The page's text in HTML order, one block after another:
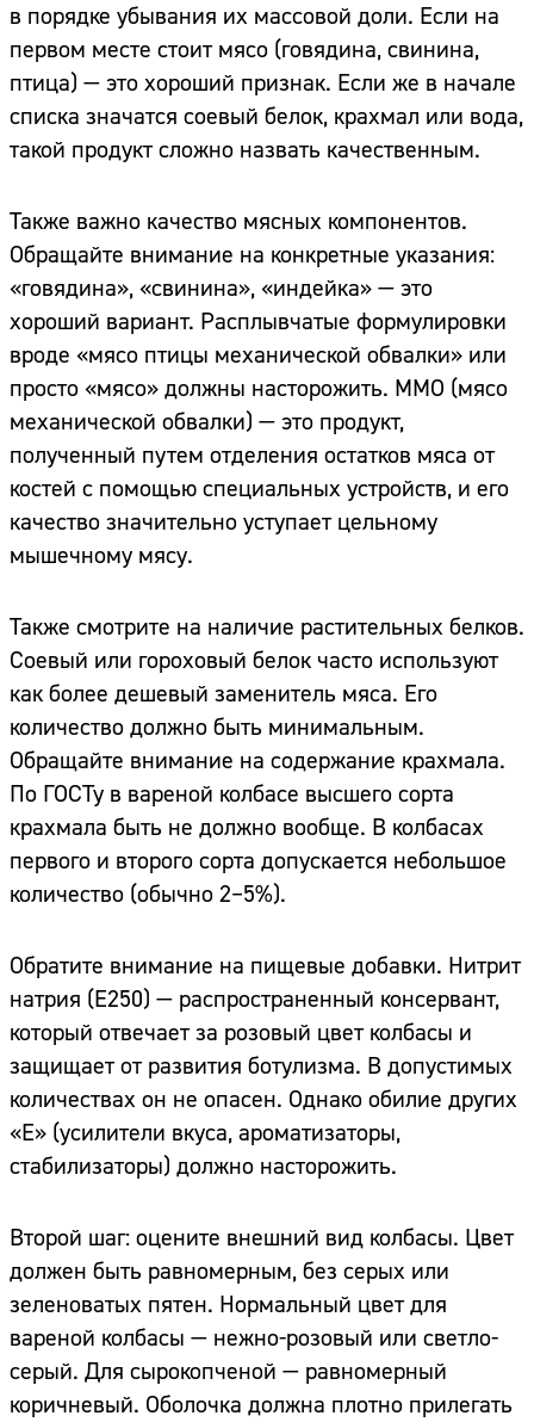
в порядке убывания их массовой доли. Если на
первом месте стоит мясо (говядина, свинина,
птица) — это хороший признак. Если же в начале
списка значатся соевый белок, крахмал или вода,
такой продукт сложно назвать качественным.
Также важно качество мясных компонентов.
Обращайте внимание на конкретные указания:
«говядина», «свинина», «индейка» — это
хороший вариант. Расплывчатые формулировки
вроде «мясо птицы механической обвалки» или
просто «мясо» должны насторожить. ММО (мясо
механической обвалки) — это продукт,
полученный путем отделения остатков мяса от
костей с помощью специальных устройств, и его
качество значительно уступает цельному
мышечному мясу.
Также смотрите на наличие растительных белков.
Соевый или гороховый белок часто используют
как более дешевый заменитель мяса. Его
количество должно быть минимальным.
Обращайте внимание на содержание крахмала.
По ГОСТу в вареной колбасе высшего сорта
крахмала быть не должно вообще. В колбасах
первого и второго сорта допускается небольшое
количество (обычно 2–5%).
Обратите внимание на пищевые добавки. Нитрит
натрия (E250) — распространенный консервант,
который отвечает за розовый цвет колбасы и
защищает от развития ботулизма. В допустимых
количествах он не опасен. Однако обилие других
«Е» (усилители вкуса, ароматизаторы,
стабилизаторы) должно насторожить.
Второй шаг: оцените внешний вид колбасы. Цвет
должен быть равномерным, без серых или
зеленоватых пятен. Нормальный цвет для
вареной колбасы — нежно-розовый или светло-
серый. Для сырокопченой — равномерный
коричневый. Оболочка должна плотно прилегать